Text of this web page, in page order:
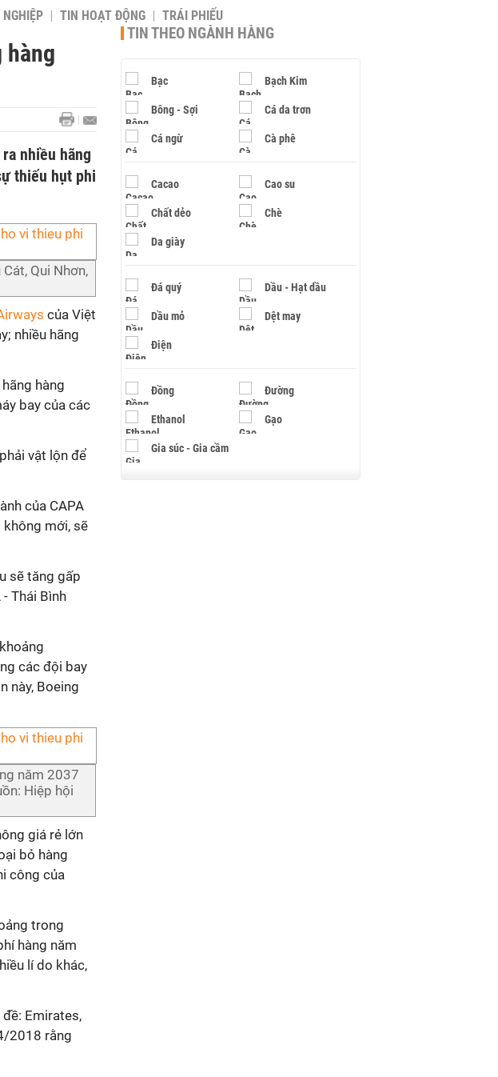
TIN HOẠT ĐỘNG TRÁI PHIẾU
hàng
nhiều hãng
thiếu hụt phi
Qui Nhơn,
của Việt
nhiều hãng
hàng
bay của các
vật lộn để
của CAPA
không mới, sẽ
sẽ tăng gấp
Thái Bình
các đội bay
này, Boeing
năm 2037
Hiệp hội
giá rẻ lớn
bỏ hàng
công của
trong
hàng năm
lí do khác,
Emirates,
2018 rằng
TIN THEO NGÀNH HÀNG
Bạc Bạch Kim
Bông - Sợi Cá da trơn
Cá ngừ Cà phê
Cacao Cao su
Chất dẻo Chè
Da giày
Đá quý Dầu - Hạt dầu
Dầu mỏ Dệt may
Điện
Đồng Đường
Ethanol Gạo
Gia súc - Gia cầm